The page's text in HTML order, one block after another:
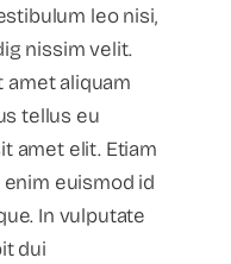
leo nisi,
nissim velit.
amet aliquam
tellus eu
amet elit. Etiam
euismod id
In vulputate
dui